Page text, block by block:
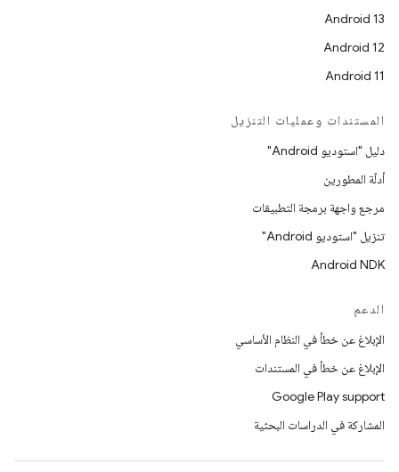
Android 13
Android 12
Android 11
المستندات وعمليات التنزيل
دليل "استوديو Android"
أدلّة المطورين
مرجع واجهة برمجة التطبيقات
تنزيل "استوديو Android"
Android NDK
الدعم
الإبلاغ عن خطأ في النظام الأساسي
الإبلاغ عن خطأ في المستندات
Google Play support
المشاركة في الدراسات البحثية